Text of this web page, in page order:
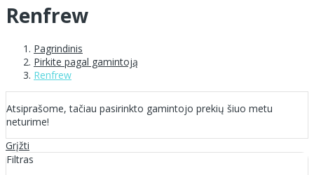
Renfrew
Pagrindinis
Pirkite pagal gamintoją
Renfrew
Atsiprašome, tačiau pasirinkto gamintojo prekių šiuo metu
neturime!
Grįžti
Filtras